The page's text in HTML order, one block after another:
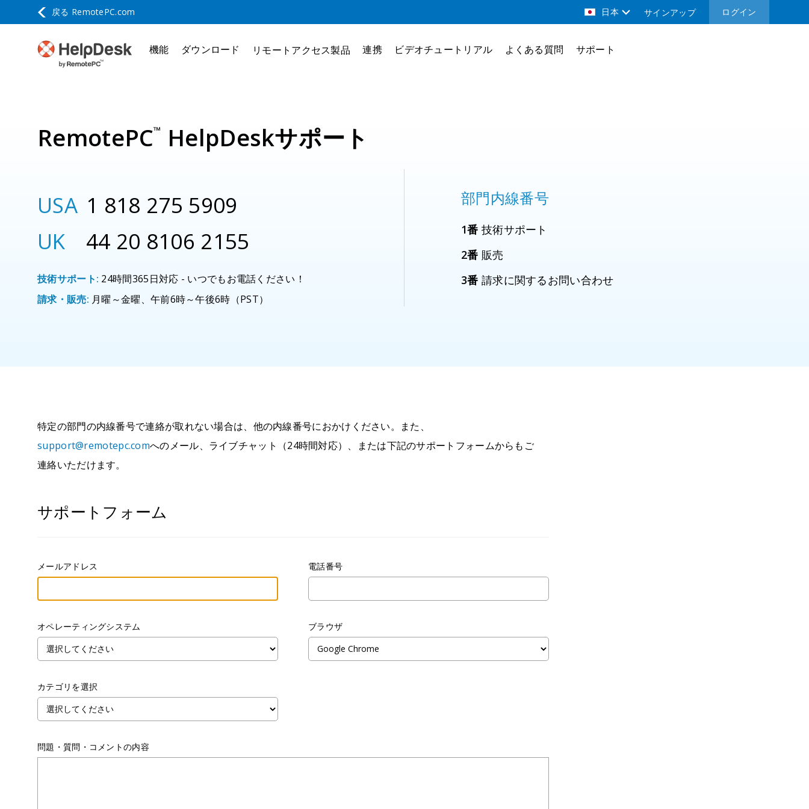
戻る RemotePC.com 日本 サインアップ ログイン
機能 ダウンロード リモートアクセス製品 連携 ビデオチュートリアル よくある質問 サポート
RemotePC™ HelpDeskサポート
USA 1 818 275 5909
UK
44 20 8106 2155
技術サポート: 24時間365日対応 - いつでもお電話ください！
請求・販売: 月曜～金曜、午前6時～午後6時（PST）
部門内線番号
1番 技術サポート
2番 販売
3番 請求に関するお問い合わせ
特定の部門の内線番号で連絡が取れない場合は、他の内線番号におかけください。また、
support@remotepc.comへのメール、ライブチャット（24時間対応）、または下記のサポートフォームからもご
連絡いただけます。
サポートフォーム
メールアドレス 電話番号
オペレーティングシステム ブラウザ
カテゴリを選択
問題・質問・コメントの内容